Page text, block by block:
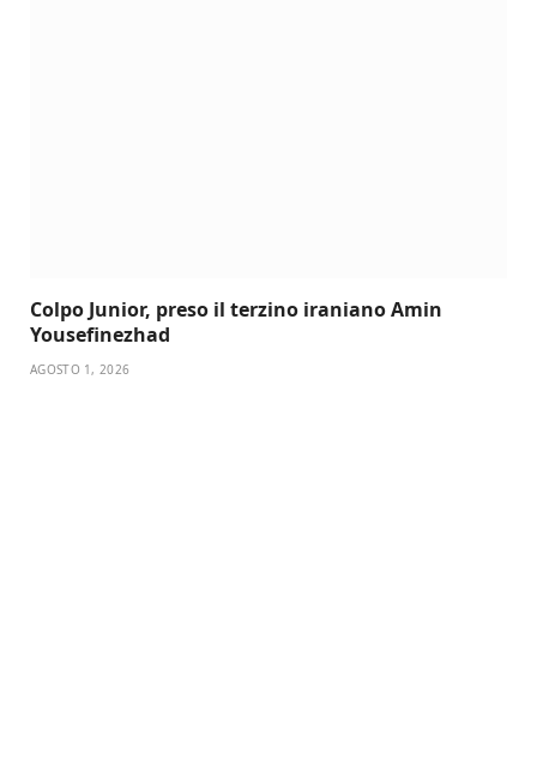
Colpo Junior, preso il terzino iraniano Amin
Yousefinezhad
AGOSTO 1, 2026